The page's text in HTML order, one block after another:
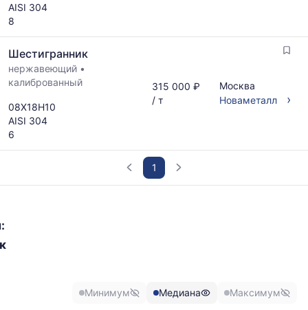
AISI 304
8
Шестигранник
нержавеющий •
калиброванный
08Х18Н10
AISI 304
6
315 000 ₽
/ т
Москва
Новаметалл
›
1
Минимум Медиана Максимум